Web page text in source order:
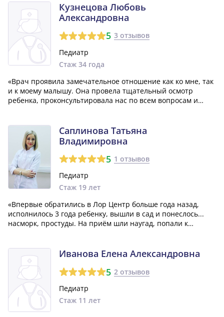
родителям!»
Кузнецова Любовь
Александровна
5 3 отзывов
Педиатр
Стаж 34 года
«Врач проявила замечательное отношение как ко мне, так
и к моему малышу. Она провела тщательный осмотр
ребенка, проконсультировала нас по всем вопросам и
Кузнецова Любовь Александровна - отличный...»
Саплинова Татьяна
Владимировна
5 1 отзывов
Педиатр
Стаж 19 лет
«Впервые обратились в Лор Центр больше года назад,
исполнилось 3 года ребенку, вышли в сад и понеслось...
насморк, простуды. На приём шли наугад, попали к
и доброжелательна, найдет общ...»
Иванова Елена Александровна
5 2 отзывов
Педиатр
Стаж 11 лет